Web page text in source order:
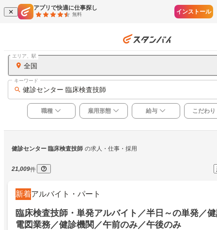
アプリで快適に仕事探し
無料 インストール
全国
エリア、駅
健診センター 臨床検査技師
キーワード
職種 雇用形態 給与 こだわり
健診センター 臨床検査技師 の求人・仕事・採用
21,009件
新着アルバイト・パート
臨床検査技師・単発アルバイト／半日～の単発／
電図業務／健診機関／午前のみ／午後のみ